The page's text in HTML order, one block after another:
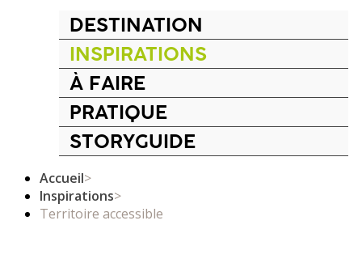
DESTINATION
INSPIRATIONS
À FAIRE
PRATIQUE
STORYGUIDE
Accueil>
Inspirations>
Territoire accessible